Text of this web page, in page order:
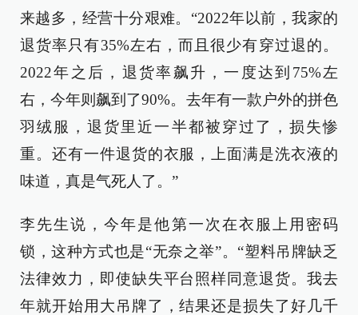
来越多，经营十分艰难。“2022年以前，我家的
退货率只有35%左右，而且很少有穿过退的。
2022年之后，退货率飙升，一度达到75%左
右，今年则飙到了90%。去年有一款户外的拼色
羽绒服，退货里近一半都被穿过了，损失惨
重。还有一件退货的衣服，上面满是洗衣液的
味道，真是气死人了。”
李先生说，今年是他第一次在衣服上用密码
锁，这种方式也是“无奈之举”。“塑料吊牌缺乏
法律效力，即使缺失平台照样同意退货。我去
年就开始用大吊牌了，结果还是损失了好几千